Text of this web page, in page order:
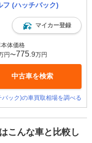
フ (ハッチバック)
マイカー登録
体価格
円〜775 .9万円
中古車を検索
バック)の車買取相場を調べる
こんな車と比較し